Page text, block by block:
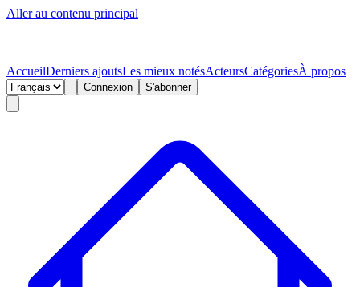
Aller au contenu principal
AccueilDerniers ajoutsLes mieux notésActeursCatégoriesÀ propos
Connexion S'abonner